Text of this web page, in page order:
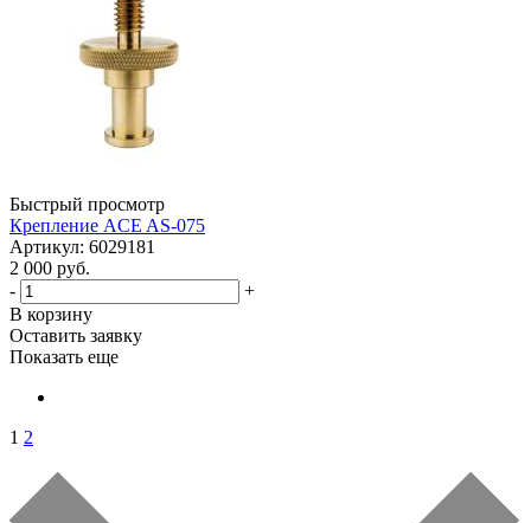
Быстрый просмотр
Крепление ACE AS-075
Артикул: 6029181
2 000 руб.
-
+
В корзину
Оставить заявку
Показать еще
1 2